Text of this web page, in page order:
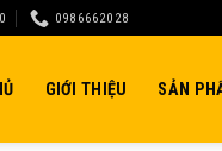
0986662028
GIỚI THIỆU SẢN